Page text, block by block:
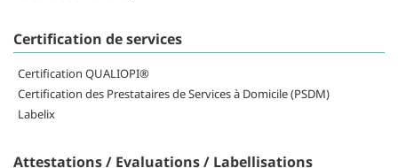
Certification de services
Certification QUALIOPI®
Certification des Prestataires de Services à Domicile (PSDM)
Labelix
Attestations / Evaluations / Labellisations